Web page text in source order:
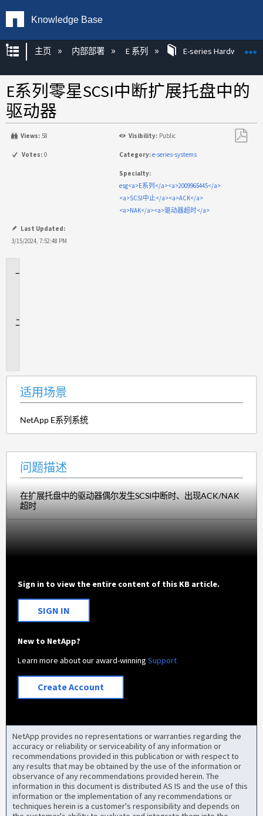
Knowledge Base
扩展/隐缩全局层次
主页 内部部署 E 系列 E-series Hardware
E系列零星SCSI中断扩展托盘中的
驱动器
Views: 58 Visibility: Public
Votes: 0 Category:e-series-systems
Specialty:
esg<a>E系列</a><a>2009965445</a>
<a>SCSI中止</a><a>ACK</a>
<a>NAK</a><a>驱动器超时</a>
Last Updated:
3/15/2024, 7:52:48 PM
适用场景
NetApp E系列系统
问题描述
在扩展托盘中的驱动器偶尔发生SCSI中断时、出现ACK/NAK
超时
Sign in to view the entire content of this KB article.
SIGN IN
New to NetApp?
Learn more about our award-winningSupport
Create Account
NetApp provides no representations or warranties regarding the
accuracy or reliability or serviceability of any information or
recommendations provided in this publication or with respect to
any results that may be obtained by the use of the information or
observance of any recommendations provided herein. The
information in this document is distributed AS IS and the use of this
information or the implementation of any recommendations or
techniques herein is a customer's responsibility and depends on